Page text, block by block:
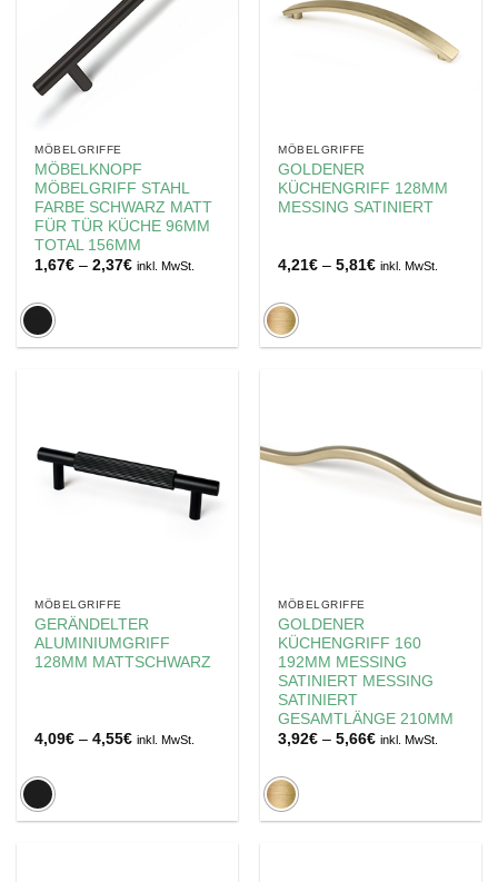
MÖBELGRIFFE
MÖBELKNOPF
MÖBELGRIFF STAHL
FARBE SCHWARZ MATT
FÜR TÜR KÜCHE 96MM
TOTAL 156MM
1,67€ –2,37€Preisspanne:
inkl. MwSt.
MÖBELGRIFFE
GOLDENER
KÜCHENGRIFF 128MM
MESSING SATINIERT
4,21€ –5,81€Preisspanne:
inkl. MwSt.
MÖBELGRIFFE
GERÄNDELTER
ALUMINIUMGRIFF
128MM MATTSCHWARZ
4,09€ –4,55€Preisspanne:
inkl. MwSt.
MÖBELGRIFFE
GOLDENER
KÜCHENGRIFF 160
192MM MESSING
SATINIERT MESSING
SATINIERT
GESAMTLÄNGE 210MM
3,92€ –5,66€Preisspanne:
inkl. MwSt.